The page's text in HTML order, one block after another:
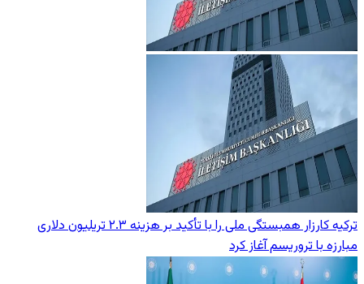
ترکیه کارزار همبستگی ملی را با تأکید بر هزینه ۲.۳ تریلیون دلاری
مبارزه با تروریسم آغاز کرد